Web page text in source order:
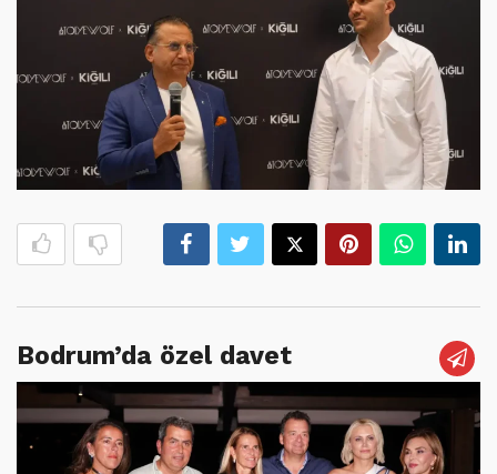
Bodrum’da özel davet